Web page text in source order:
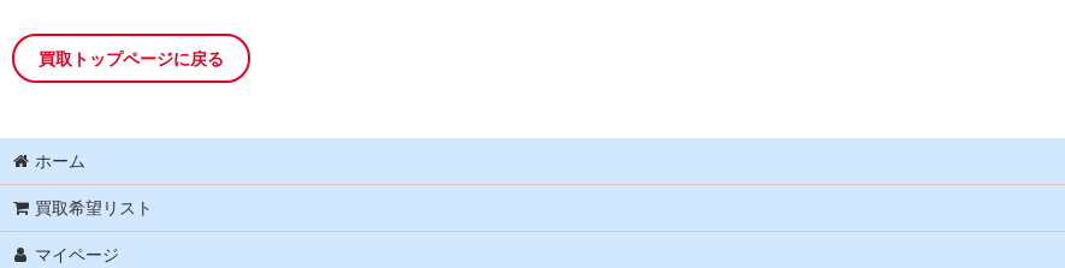
買取トップページに戻る
ホーム
買取希望リスト
マイページ